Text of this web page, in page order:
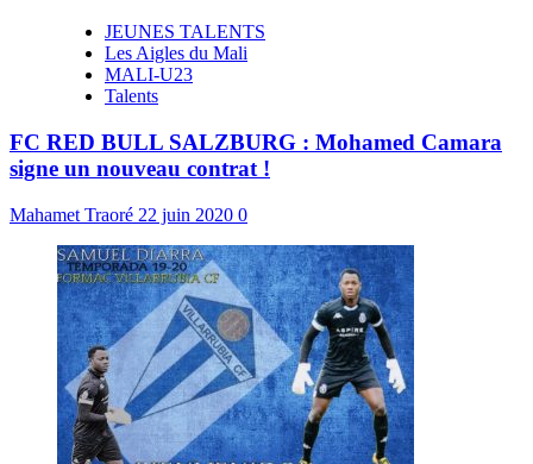
JEUNES TALENTS
Les Aigles du Mali
MALI-U23
Talents
FC RED BULL SALZBURG : Mohamed Camara
signe un nouveau contrat !
Mahamet Traoré 22 juin 2020 0